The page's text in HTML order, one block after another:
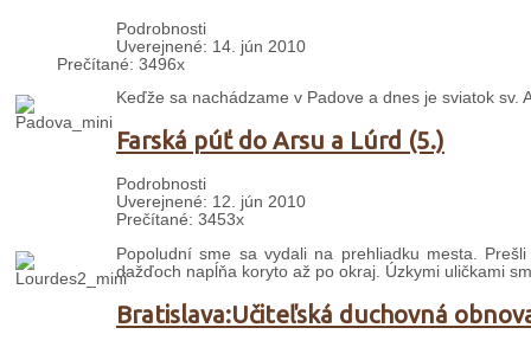
Podrobnosti
Uverejnené: 14. jún 2010
Prečítané: 3496x
Keďže sa nachádzame v Padove a dnes je sviatok
Farská púť do Arsu a Lúrd (5.)
Podrobnosti
Uverejnené: 12. jún 2010
Prečítané: 3453x
Popoludní sme sa vydali na prehliadku mesta.
dažďoch napĺňa koryto až po okraj. Úzkymi uličkami
Bratislava:Učiteľská duchovná